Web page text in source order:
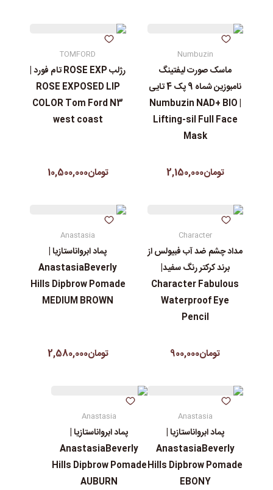
Numbuzin
ماسک صورت لیفتینگ
نامبوزین شماه 9 پک 4 تایی
| Numbuzin NAD+ BIO
Lifting-sil Full Face
Mask
تومان2,150,000
TOMFORD
رژلب ROSE EXP تام فورد |
ROSE EXPOSED LIP
COLOR Tom Ford N3
west coast
تومان10,500,000
Character
مداد چشم ضد آب فبیولس از
برند کرکتر رنگ سفید|
Character Fabulous
Waterproof Eye
Pencil
تومان900,000
Anastasia
پماد ابرواناستازیا |
AnastasiaBeverly
Hills Dipbrow Pomade
MEDIUM BROWN
تومان2,580,000
Anastasia
پماد ابرواناستازیا |
AnastasiaBeverly
Hills Dipbrow Pomade
EBONY
Anastasia
پماد ابرواناستازیا |
AnastasiaBeverly
Hills Dipbrow Pomade
AUBURN